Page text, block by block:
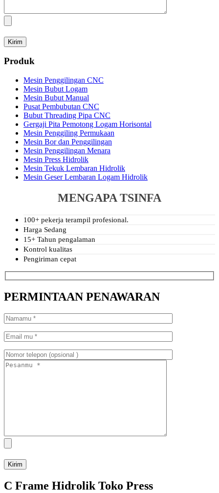
Produk
Mesin Penggilingan CNC
Mesin Bubut Logam
Mesin Bubut Manual
Pusat Pembubutan CNC
Bubut Threading Pipa CNC
Gergaji Pita Pemotong Logam Horisontal
Mesin Penggiling Permukaan
Mesin Bor dan Penggilingan
Mesin Penggilingan Menara
Mesin Press Hidrolik
Mesin Tekuk Lembaran Hidrolik
Mesin Geser Lembaran Logam Hidrolik
MENGAPA TSINFA
100+ pekerja terampil profesional.
Harga Sedang
15+ Tahun pengalaman
Kontrol kualitas
Pengiriman cepat
PERMINTAAN PENAWARAN
C Frame Hidrolik Toko Press